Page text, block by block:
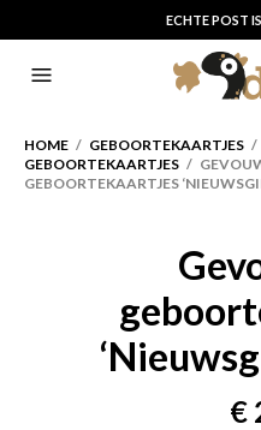
ECHTE POST
HOME / GEBOORTEKAARTJES /
GEBOORTEKAARTJES /
GEBOORTEKAARTJES
€